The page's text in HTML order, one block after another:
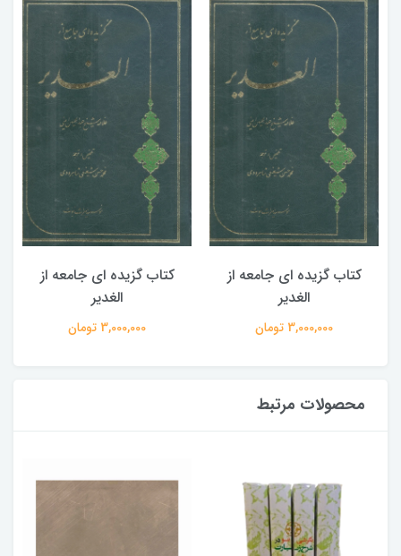
کتاب گزیده ای جامعه از
الغدیر
3,000,000 تومان
کتاب گزیده ای جامعه از
الغدیر
3,000,000 تومان
محصولات مرتبط